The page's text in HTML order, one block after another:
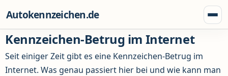
Autokennzeichen.de
Kennzeichen-Betrug im Internet
Seit einiger Zeit gibt es eine Kennzeichen-Betrug im
Internet. Was genau passiert hier bei und wie kann man